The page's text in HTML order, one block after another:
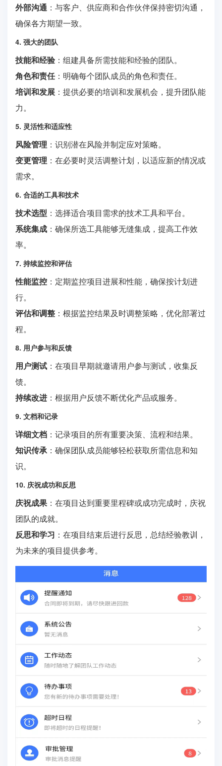
外部沟通 ：与客户、供应商和合作伙伴保持密切沟通，
确保各方期望一致。
4. 强大的团队
技能和经验 ：组建具备所需技能和经验的团队。
角色和责任：明确每个团队成员的角色和责任。
培训和发展 ：提供必要的培训和发展机会，提升团队能
力。
5. 灵活性和适应性
风险管理 ：识别潜在风险并制定应对策略。
变更管理 ：在必要时灵活调整计划，以适应新的情况或
需求。
6. 合适的工具和技术
技术选型 ：选择适合项目需求的技术工具和平台。
系统集成 ：确保所选工具能够无缝集成，提高工作效
率。
7. 持续监控和评估
性能监控 ：定期监控项目进展和性能，确保按计划进
行。
评估和调整 ：根据监控结果及时调整策略，优化部署过
程。
8. 用户参与和反馈
用户测试 ：在项目早期就邀请用户参与测试，收集反
馈。
持续改进 ：根据用户反馈不断优化产品或服务。
9. 文档和记录
详细文档 ：记录项目的所有重要决策、流程和结果。
知识传承：确保团队成员能够轻松获取所需信息和知
识。
10. 庆祝成功和反思
庆祝成果 ：在项目达到重要里程碑或成功完成时，庆祝
团队的成就。
反思和学习 ：在项目结束后进行反思，总结经验教训，
为未来的项目提供参考。